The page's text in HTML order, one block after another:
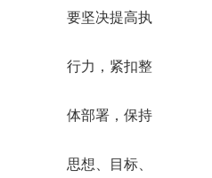
要坚决提高执
行力，紧扣整
体部署，保持
思想、目标、